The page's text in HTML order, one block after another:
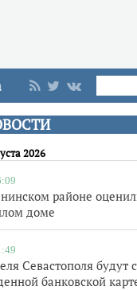
2026
районе
доме
Севастополя будут
банковской